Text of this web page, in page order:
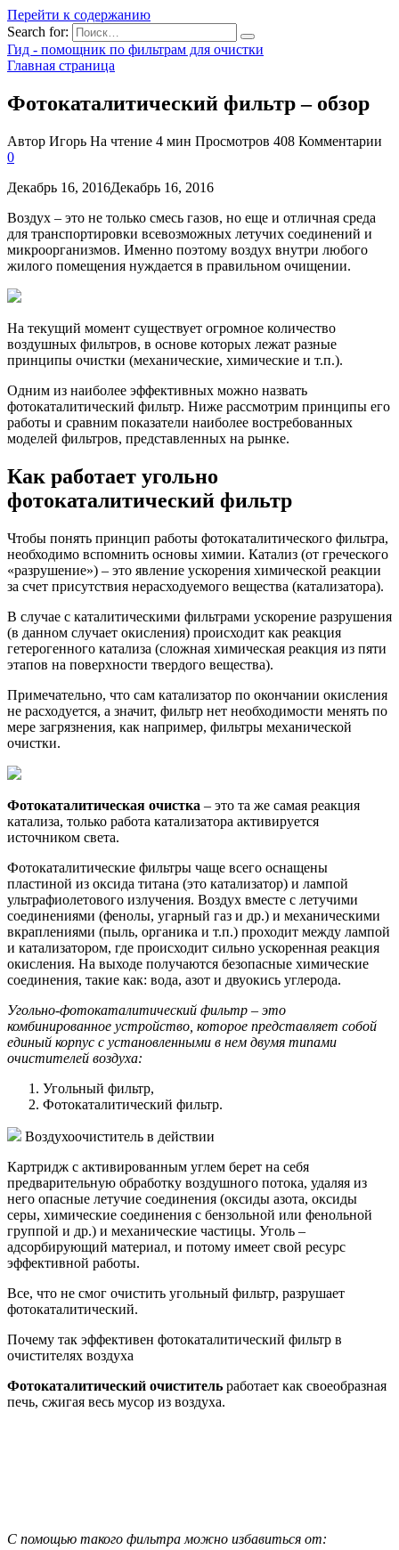
Перейти к содержанию
Search for:
Гид - помощник по фильтрам для очистки
Главная страница
Фотокаталитический фильтр – обзор
Автор Игорь На чтение 4 мин Просмотров 408 Комментарии
0
Декабрь 16, 2016Декабрь 16, 2016
Воздух – это не только смесь газов, но еще и отличная среда
для транспортировки всевозможных летучих соединений и
микроорганизмов. Именно поэтому воздух внутри любого
жилого помещения нуждается в правильном очищении.
На текущий момент существует огромное количество
воздушных фильтров, в основе которых лежат разные
принципы очистки (механические, химические и т.п.).
Одним из наиболее эффективных можно назвать
фотокаталитический фильтр. Ниже рассмотрим принципы его
работы и сравним показатели наиболее востребованных
моделей фильтров, представленных на рынке.
Как работает угольно
фотокаталитический фильтр
Чтобы понять принцип работы фотокаталитического фильтра,
необходимо вспомнить основы химии. Катализ (от греческого
«разрушение») – это явление ускорения химической реакции
за счет присутствия нерасходуемого вещества (катализатора).
В случае с каталитическими фильтрами ускорение разрушения
(в данном случает окисления) происходит как реакция
гетерогенного катализа (сложная химическая реакция из пяти
этапов на поверхности твердого вещества).
Примечательно, что сам катализатор по окончании окисления
не расходуется, а значит, фильтр нет необходимости менять по
мере загрязнения, как например, фильтры механической
очистки.
Фотокаталитическая очистка – это та же самая реакция
катализа, только работа катализатора активируется
источником света.
Фотокаталитические фильтры чаще всего оснащены
пластиной из оксида титана (это катализатор) и лампой
ультрафиолетового излучения. Воздух вместе с летучими
соединениями (фенолы, угарный газ и др.) и механическими
вкраплениями (пыль, органика и т.п.) проходит между лампой
и катализатором, где происходит сильно ускоренная реакция
окисления. На выходе получаются безопасные химические
соединения, такие как: вода, азот и двуокись углерода.
Угольно-фотокаталитический фильтр – это
комбинированное устройство, которое представляет собой
единый корпус с установленными в нем двумя типами
очистителей воздуха:
Угольный фильтр,
Фотокаталитический фильтр.
Воздухоочиститель в действии
Картридж с активированным углем берет на себя
предварительную обработку воздушного потока, удаляя из
него опасные летучие соединения (оксиды азота, оксиды
серы, химические соединения с бензольной или фенольной
группой и др.) и механические частицы. Уголь –
адсорбирующий материал, и потому имеет свой ресурс
эффективной работы.
Все, что не смог очистить угольный фильтр, разрушает
фотокаталитический.
Почему так эффективен фотокаталитический фильтр в
очистителях воздуха
Фотокаталитический очиститель работает как своеобразная
печь, сжигая весь мусор из воздуха.
С помощью такого фильтра можно избавиться от: